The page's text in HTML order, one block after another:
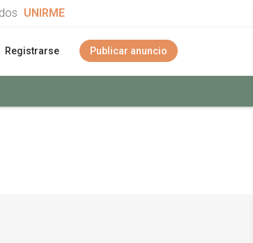
UNIRME
Registrarse Publicar anuncio